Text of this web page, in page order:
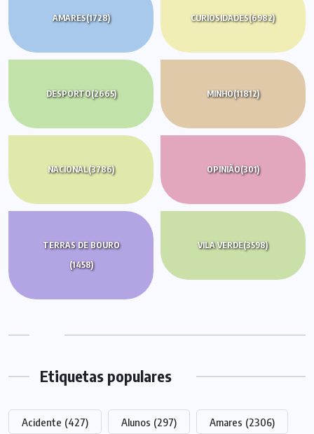
AMARES(1728) CURIOSIDADES(6982)
DESPORTO(2665) MINHO(11812)
NACIONAL(3786) OPINIÃO(301)
TERRAS DE BOURO
(1458)
VILA VERDE(3598)
Etiquetas populares
Acidente (427) Alunos (297) Amares (2306)